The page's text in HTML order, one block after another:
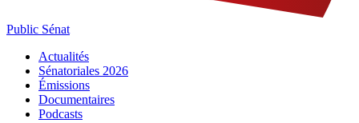
Public Sénat
Actualités
Sénatoriales 2026
Émissions
Documentaires
Podcasts